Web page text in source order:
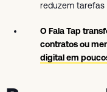
reduzem tarefas
O Fala Tap
contratos ou
digital em